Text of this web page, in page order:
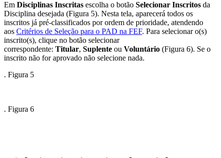
Em Disciplinas Inscritas escolha o botão Selecionar Inscritos da
Disciplina desejada (Figura 5). Nesta tela, aparecerá todos os
inscritos já pré-classificados por ordem de prioridade, atendendo
aos Critérios de Seleção para o PAD na FEF. Para selecionar o(s)
inscrito(s), clique no botão selecionar
correspondente: Titular, Suplente ou Voluntário (Figura 6). Se o
inscrito não for aprovado não selecione nada.
. Figura 5
. Figura 6